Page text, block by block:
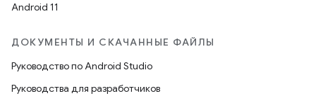
Android 11
ДОКУМЕНТЫ И СКАЧАННЫЕ ФАЙЛЫ
Руководство по Android Studio
Руководства для разработчиков